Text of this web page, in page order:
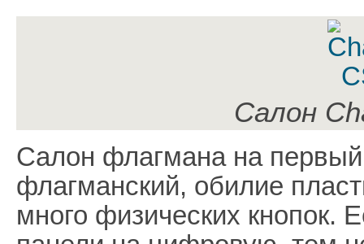
Салон
Салон флагмана на
флагманский, обилие
много физических кнопок.